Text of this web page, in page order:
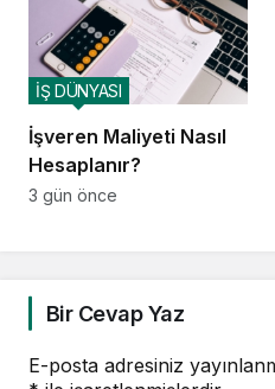
İşveren Maliyeti Nasıl
Hesaplanır?
İŞ DÜNYASI
3 gün önce
Bir Cevap Yaz
E-posta adresiniz